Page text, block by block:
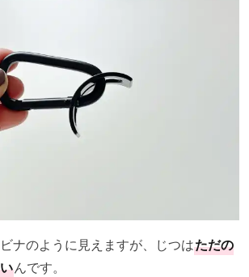
ナのように見えますが、じつはただの
んです。